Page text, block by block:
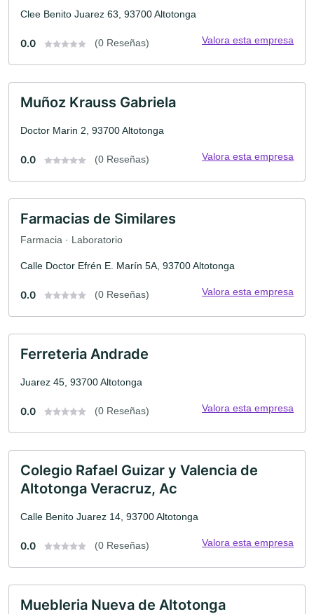
Clee Benito Juarez 63, 93700 Altotonga
0.0 (0 Reseñas) Valora esta empresa
Muñoz Krauss Gabriela
Doctor Marin 2, 93700 Altotonga
0.0 (0 Reseñas) Valora esta empresa
Farmacias de Similares
Farmacia · Laboratorio
Calle Doctor Efrén E. Marín 5A, 93700 Altotonga
0.0 (0 Reseñas) Valora esta empresa
Ferreteria Andrade
Juarez 45, 93700 Altotonga
0.0 (0 Reseñas) Valora esta empresa
Colegio Rafael Guizar y Valencia de
Altotonga Veracruz, Ac
Calle Benito Juarez 14, 93700 Altotonga
0.0 (0 Reseñas) Valora esta empresa
Muebleria Nueva de Altotonga